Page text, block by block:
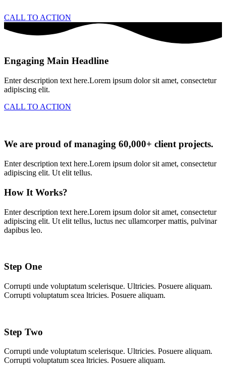
CALL TO ACTION
Engaging Main Headline
Enter description text here.Lorem ipsum dolor sit amet, consectetur
adipiscing elit.
CALL TO ACTION
We are proud of managing 60,000+ client projects.
Enter description text here.Lorem ipsum dolor sit amet, consectetur
adipiscing elit. Ut elit tellus.
How It Works?
Enter description text here.Lorem ipsum dolor sit amet, consectetur
adipiscing elit. Ut elit tellus, luctus nec ullamcorper mattis, pulvinar
dapibus leo.​
Step One
Corrupti unde voluptatum scelerisque. Ultricies. Posuere aliquam.
Corrupti voluptatum scea ltricies. Posuere aliquam.
Step Two
Corrupti unde voluptatum scelerisque. Ultricies. Posuere aliquam.
Corrupti voluptatum scea ltricies. Posuere aliquam.